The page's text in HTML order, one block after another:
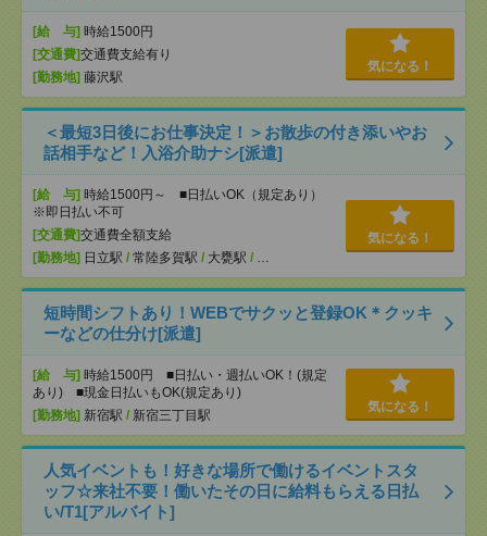
[給 与] 時給1500円
[交通費]交通費支給有り
[勤務地] 藤沢駅
気になる！
＜最短3日後にお仕事決定！＞お散歩の付き添いやお
話相手など！入浴介助ナシ[派遣]
[給 与] 時給1500円～ ■日払いOK（規定あり）
※即日払い不可
[交通費]交通費全額支給
[勤務地] 日立駅 / 常陸多賀駅 / 大甕駅 / …
気になる！
短時間シフトあり！WEBでサクッと登録OK＊クッキ
ーなどの仕分け[派遣]
[給 与] 時給1500円 ■日払い・週払いOK！(規定
あり) ■現金日払いもOK(規定あり)
[勤務地] 新宿駅 / 新宿三丁目駅
気になる！
人気イベントも！好きな場所で働けるイベントスタ
ッフ☆来社不要！働いたその日に給料もらえる日払
い/T1[アルバイト]